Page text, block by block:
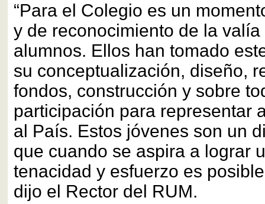
“Para el Colegio es un
y de reconocimiento de la
alumnos. Ellos han tomado
su conceptualización, diseño,
fondos, construcción y sobre
participación para representar
al País. Estos jóvenes son un
que cuando se aspira a lograr
tenacidad y esfuerzo es
dijo el Rector del RUM.